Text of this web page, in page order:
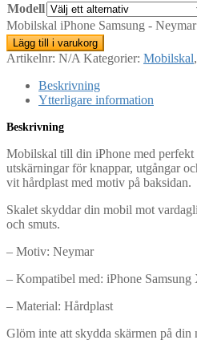
Modell
Mobilskal iPhone Samsung -
Lägg till i varukorg
Artikelnr: N/A Kategorier: Mobilskal,
Beskrivning
Ytterligare information
Beskrivning
Mobilskal till din iPhone med perfekt
utskärningar för knappar, utgångar
vit hårdplast med motiv på baksidan.
Skalet skyddar din mobil mot
och smuts.
– Motiv: Neymar
– Kompatibel med: iPhone Samsung
– Material: Hårdplast
Glöm inte att skydda skärmen på din